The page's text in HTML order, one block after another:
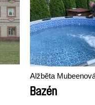
Alžběta
Bazén